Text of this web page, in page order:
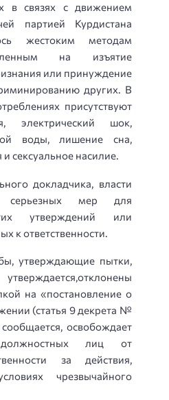
в связях с движением
партией Курдистана
жестоким методам
на изъятие
или принуждение
других. В
присутствуют
электрический шок,
воды, лишение сна,
сексуальное насилие.
докладчика, власти
серьезных мер для
утверждений или
к ответственности.
утверждающие пытки,
на «постановление о
(статья 9 декрета №
освобождает
должностных лиц от
за действия,
чрезвычайного